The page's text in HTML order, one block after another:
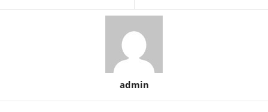
admin